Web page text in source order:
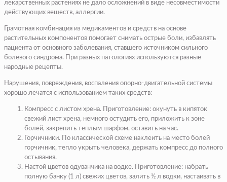
лекарственных растениях не дало осложнений в виде несовместимости
действующих веществ, аллергии.
Грамотная комбинация из медикаментов и средств на основе
растительных компонентов помогает снимать острые боли, избавлять
пациента от основного заболевания, ставшего источником сильного
болевого синдрома. При разных патологиях используются разные
народные рецепты.
Нарушения, повреждения, воспаления опорно-двигательной системы
хорошо лечатся с использованием таких средств:
Компресс с листом хрена. Приготовление: окунуть в кипяток
свежий лист хрена, немного остудить его, приложить к зоне
болей, закрепить теплым шарфом, оставить на час.
Горчичники. По классической схеме наклеить на место болей
горчичник, тепло укрыть человека, держать компресс до полного
остывания.
Настой цветов одуванчика на водке. Приготовление: набрать
полную банку (1 л) свежих цветов, залить ½ л водки, настаивать в